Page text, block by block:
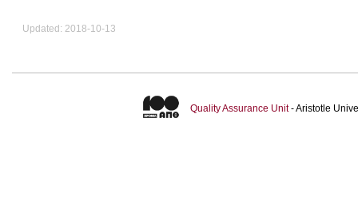
Updated: 2018-10-13
Quality Assurance Unit- Aristotle